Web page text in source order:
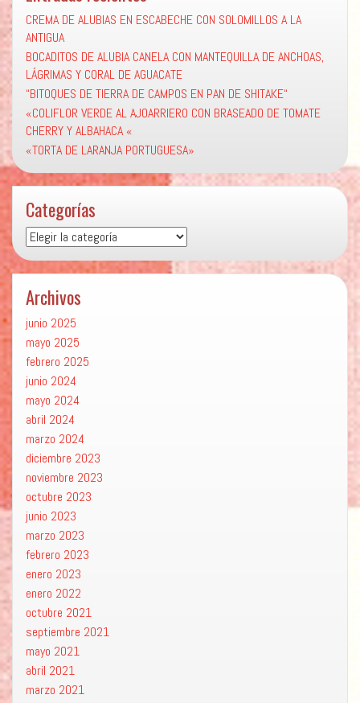
CREMA DE ALUBIAS EN ESCABECHE CON SOLOMILLOS A LA
ANTIGUA
BOCADITOS DE ALUBIA CANELA CON MANTEQUILLA DE ANCHOAS,
LÁGRIMAS Y CORAL DE AGUACATE
“BITOQUES DE TIERRA DE CAMPOS EN PAN DE SHITAKE“
«COLIFLOR VERDE AL AJOARRIERO CON BRASEADO DE TOMATE
CHERRY Y ALBAHACA «
«TORTA DE LARANJA PORTUGUESA»
Categorías
Categorías
Archivos
junio 2025
mayo 2025
febrero 2025
junio 2024
mayo 2024
abril 2024
marzo 2024
diciembre 2023
noviembre 2023
octubre 2023
junio 2023
marzo 2023
febrero 2023
enero 2023
enero 2022
octubre 2021
septiembre 2021
mayo 2021
abril 2021
marzo 2021